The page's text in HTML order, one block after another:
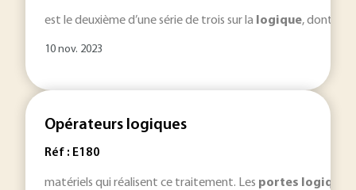
est le deuxième d’une série de trois sur la logique, dont le
10 nov. 2023
Opérateurs logiques
Réf : E180
matériels qui réalisent ce traitement. Les portes logiques